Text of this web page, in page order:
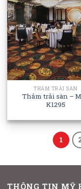
THẢM TRẢI SÀN
Thảm trải sàn –
K1295
1
THÔNG TIN MỸ